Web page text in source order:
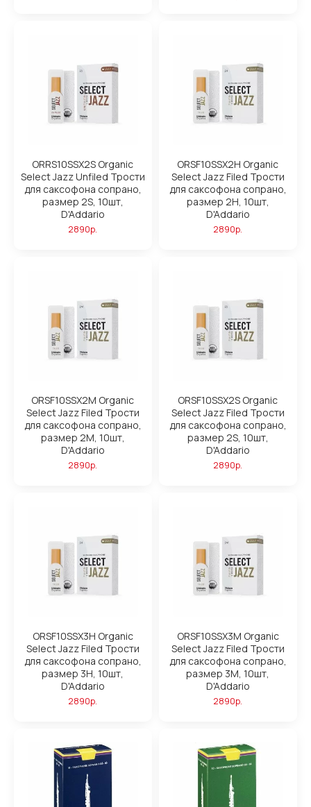
ORRS10SSX2S Organic
Select Jazz Unfiled Трости
для саксофона сопрано,
размер 2S, 10шт,
D'Addario
2890р.
ORSF10SSX2H Organic
Select Jazz Filed Трости
для саксофона сопрано,
размер 2H, 10шт,
D'Addario
2890р.
ORSF10SSX2M Organic
Select Jazz Filed Трости
для саксофона сопрано,
размер 2M, 10шт,
D'Addario
2890р.
ORSF10SSX2S Organic
Select Jazz Filed Трости
для саксофона сопрано,
размер 2S, 10шт,
D'Addario
2890р.
ORSF10SSX3H Organic
Select Jazz Filed Трости
для саксофона сопрано,
размер 3H, 10шт,
D'Addario
2890р.
ORSF10SSX3M Organic
Select Jazz Filed Трости
для саксофона сопрано,
размер 3M, 10шт,
D'Addario
2890р.